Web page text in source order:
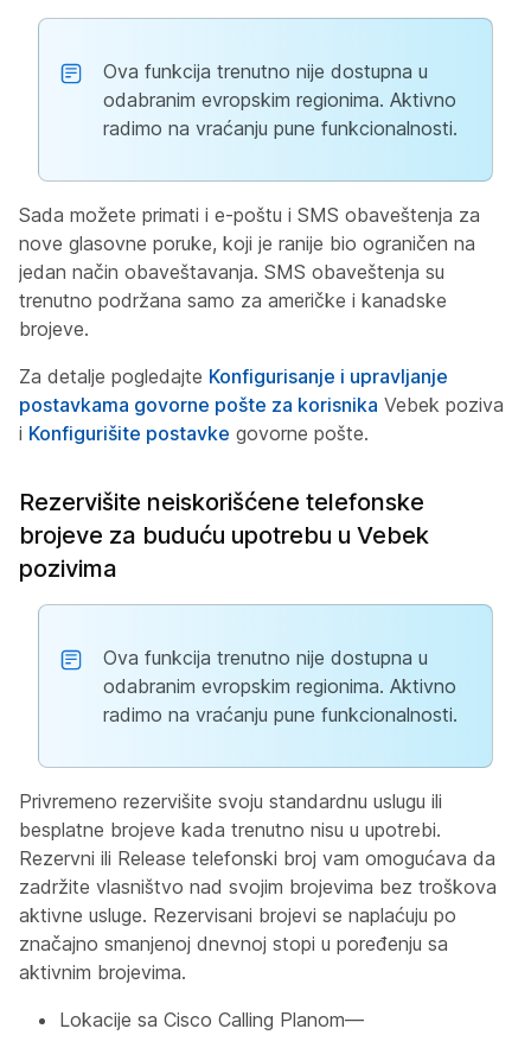
Ova funkcija trenutno nije dostupna u
odabranim evropskim regionima. Aktivno
radimo na vraćanju pune funkcionalnosti.
Sada možete primati i e-poštu i SMS obaveštenja za
nove glasovne poruke, koji je ranije bio ograničen na
jedan način obaveštavanja. SMS obaveštenja su
trenutno podržana samo za američke i kanadske
brojeve.
Za detalje pogledajte Konfigurisanje i upravljanje
postavkama govorne pošte za korisnika Vebek poziva
i Konfigurišite postavke govorne pošte.
Rezervišite neiskorišćene telefonske
brojeve za buduću upotrebu u Vebek
pozivima
Ova funkcija trenutno nije dostupna u
odabranim evropskim regionima. Aktivno
radimo na vraćanju pune funkcionalnosti.
Privremeno rezervišite svoju standardnu uslugu ili
besplatne brojeve kada trenutno nisu u upotrebi.
Rezervni ili Release telefonski broj vam omogućava da
zadržite vlasništvo nad svojim brojevima bez troškova
aktivne usluge. Rezervisani brojevi se naplaćuju po
značajno smanjenoj dnevnoj stopi u poređenju sa
aktivnim brojevima.
Lokacije sa Cisco Calling Planom—